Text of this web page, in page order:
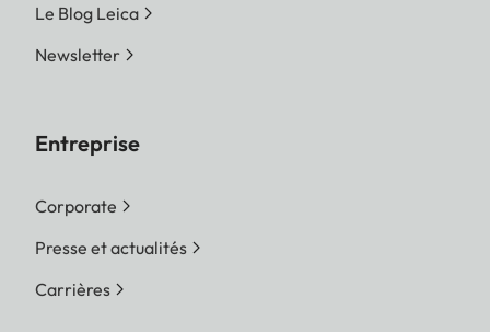
Le Blog Leica
Newsletter
Entreprise
Corporate
Presse et actualités
Carrières